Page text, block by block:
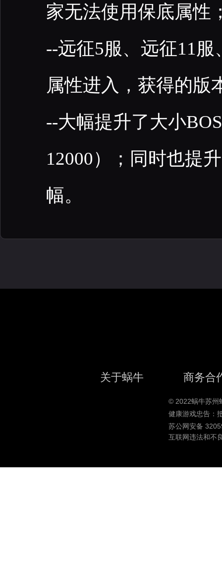
家无法使用保底属性
--远征5服、远征11
属性进入，获得的版
--大幅提升了大小
12000）；同时也提
幅。
关于蜗牛 商务合
© 2022蜗牛苏州
健康游戏忠告：
苏公网安备
互联网违法和不